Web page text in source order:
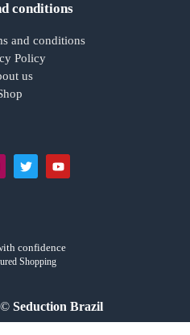
conditions
and conditions
Policy
us
confidence
Shopping
© Seduction Brazil